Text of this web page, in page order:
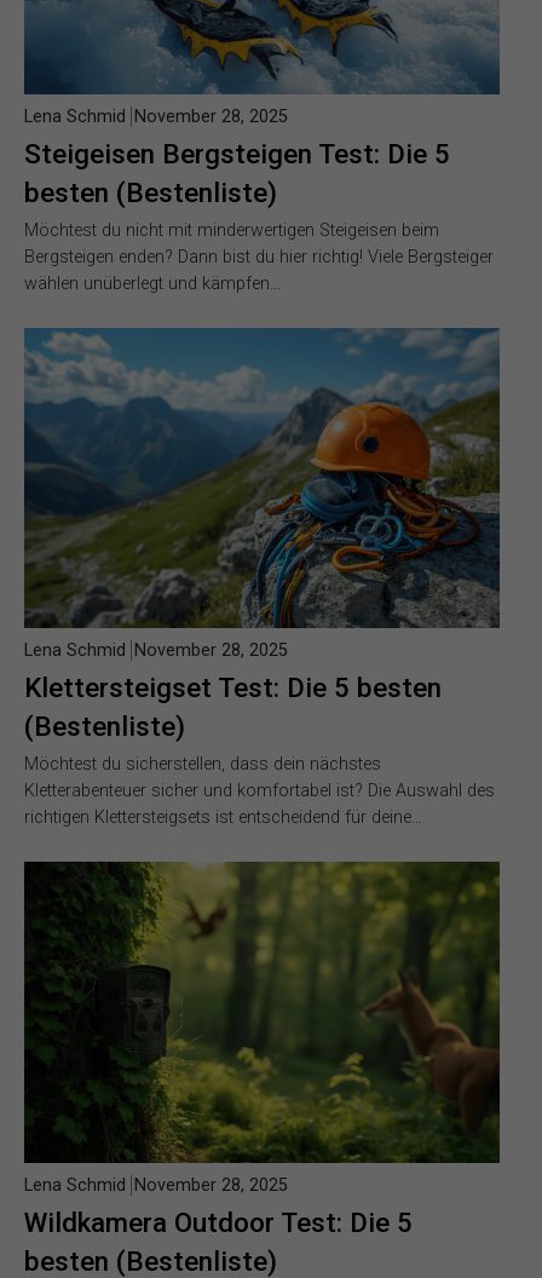
Steigeisen Bergsteigen Test: Die 5
besten (Bestenliste)
Lena Schmid November 28, 2025
Möchtest du nicht mit minderwertigen Steigeisen beim
Bergsteigen enden? Dann bist du hier richtig! Viele Bergsteiger
wählen unüberlegt und kämpfen…
Klettersteigset Test: Die 5 besten
(Bestenliste)
Lena Schmid November 28, 2025
Möchtest du sicherstellen, dass dein nächstes
Kletterabenteuer sicher und komfortabel ist? Die Auswahl des
richtigen Klettersteigsets ist entscheidend für deine…
Wildkamera Outdoor Test: Die 5
besten (Bestenliste)
Lena Schmid November 28, 2025